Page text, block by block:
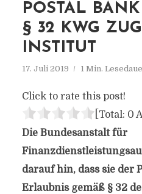
POSTAL
§ 32 KWG
INSTITUT
17. Juli 2019 1 Min.
Click to rate this post!
[Total: 0
Die Bundesanstalt für
darauf hin, dass sie der
Erlaubnis gemäß § 32